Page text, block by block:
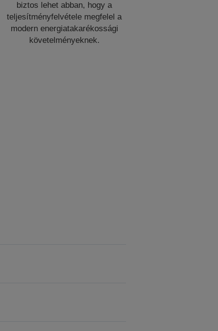
biztos lehet abban, hogy a
teljesítményfelvétele megfelel a
modern energiatakarékossági
követelményeknek.